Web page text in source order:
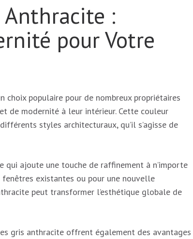
Anthracite :
pour Votre
choix populaire pour de nombreux propriétaires
de modernité à leur intérieur. Cette couleur
styles architecturaux, qu’il s’agisse de
ajoute une touche de raffinement à n’importe
existantes ou pour une nouvelle
peut transformer l’esthétique globale de
gris anthracite offrent également des avantages